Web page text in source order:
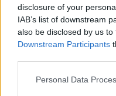
disclosure of your
IAB’s list of downstream
also be disclosed by us
Downstream Participants
Please note that this
Personal Data